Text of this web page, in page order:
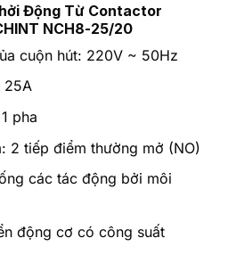
Động Từ Contactor
NCH8-25/20
cuộn hút: 220V ~ 50Hz
25A
pha
2 tiếp điểm thường mở (NO)
các tác động bởi môi
động cơ có công suất